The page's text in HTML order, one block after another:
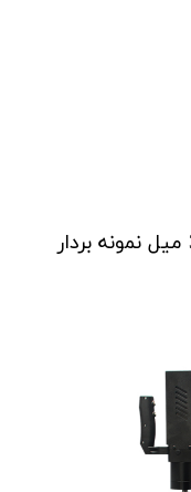
مته کرگیری سایز 20 میل تا 300 میل نمونه بردار